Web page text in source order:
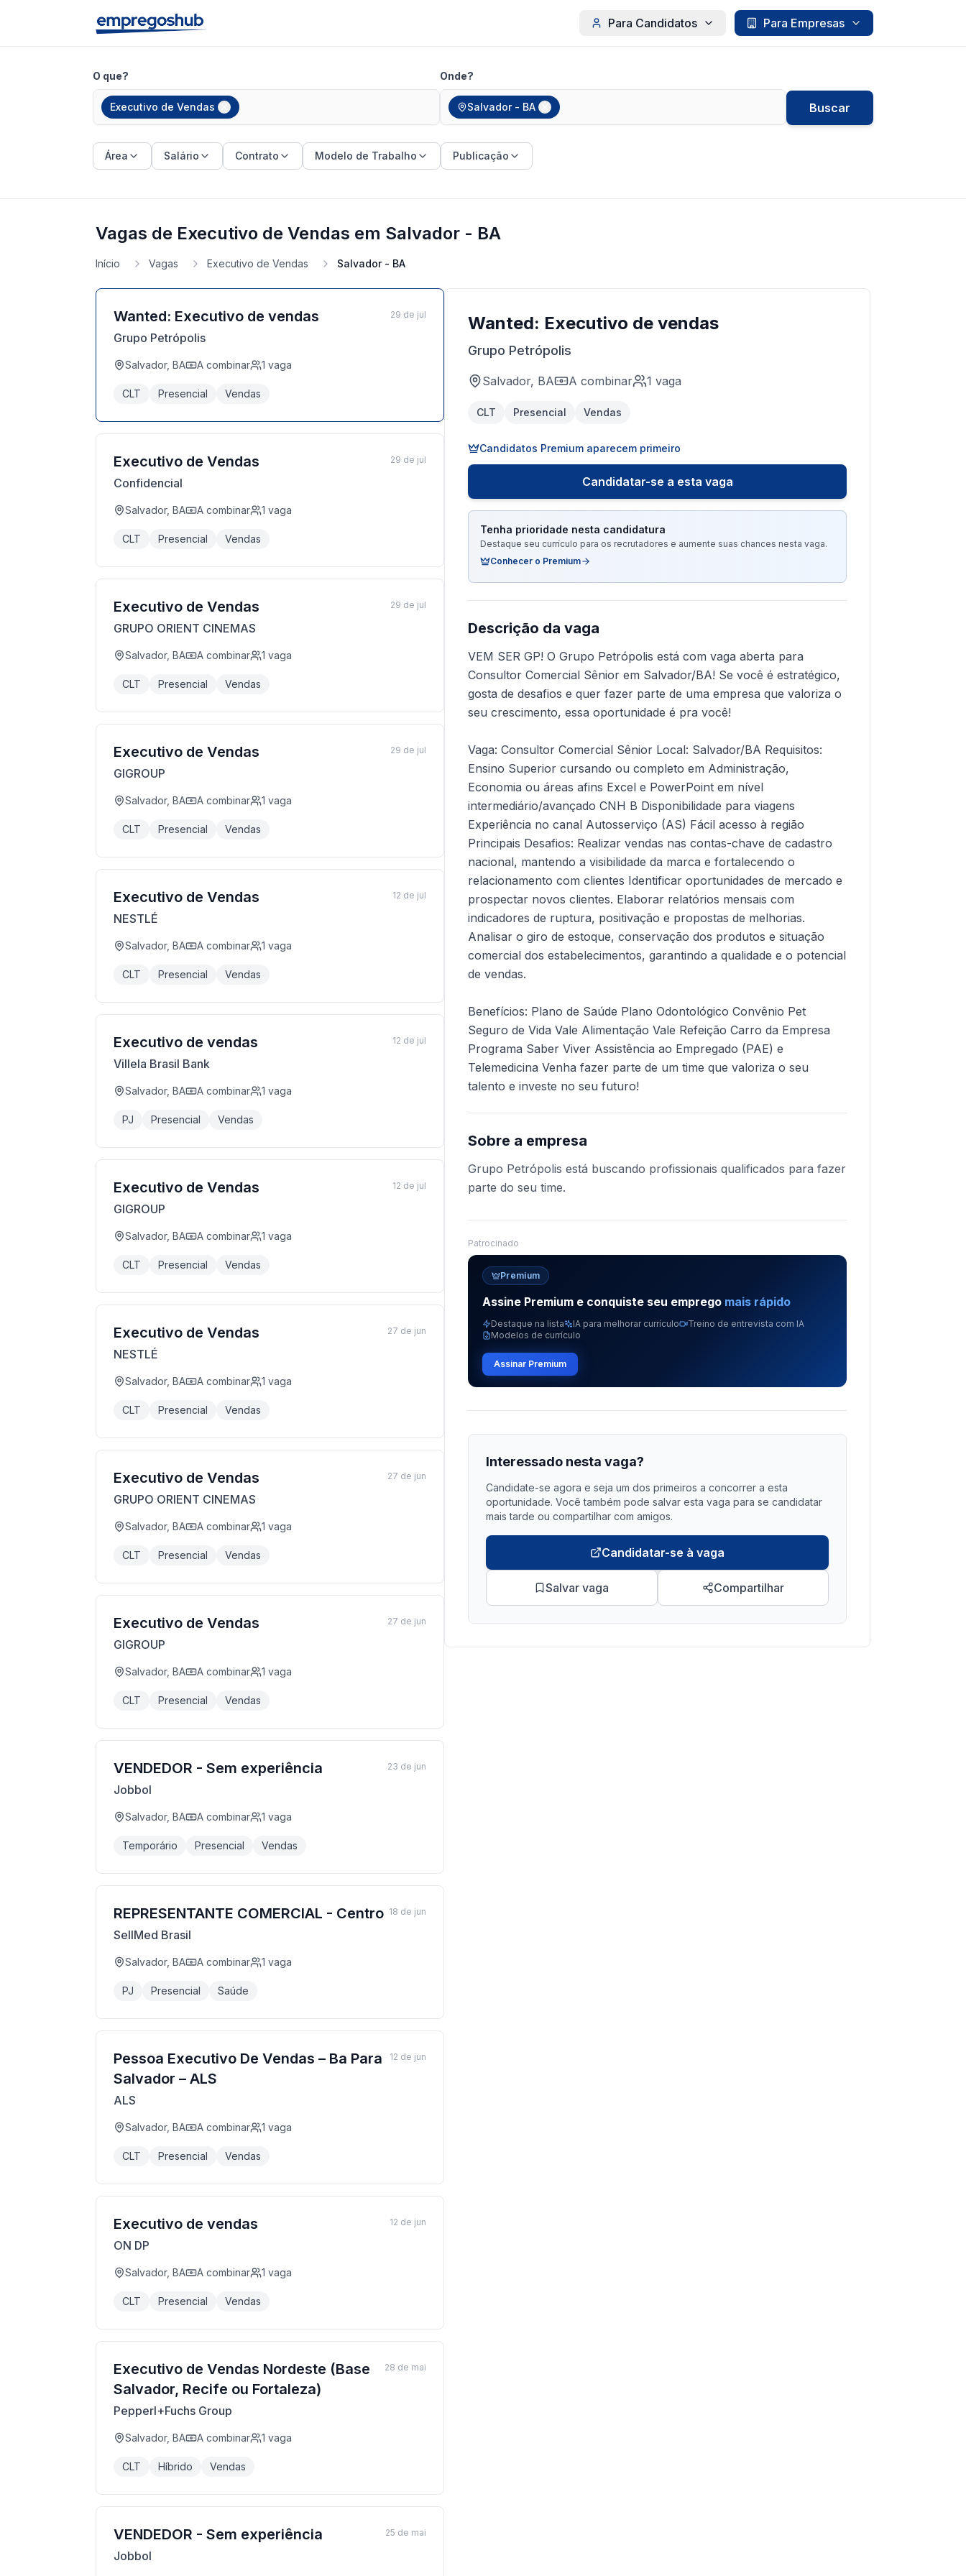
Para Candidatos Para Empresas
O que?
Executivo de Vendas
Onde?
Salvador - BA Buscar
Área Salário Contrato Modelo de Trabalho Publicação
Vagas de Executivo de Vendas em Salvador - BA
Início Vagas Executivo de Vendas Salvador - BA
Wanted: Executivo de vendas
Grupo Petrópolis
Salvador, BA A combinar 1 vaga
CLT Presencial Vendas
29 de jul
Executivo de Vendas
Confidencial
Salvador, BA A combinar 1 vaga
CLT Presencial Vendas
29 de jul
Executivo de Vendas
GRUPO ORIENT CINEMAS
Salvador, BA A combinar 1 vaga
CLT Presencial Vendas
29 de jul
Executivo de Vendas
GIGROUP
Salvador, BA A combinar 1 vaga
CLT Presencial Vendas
29 de jul
Executivo de Vendas
NESTLÉ
Salvador, BA A combinar 1 vaga
CLT Presencial Vendas
12 de jul
Executivo de vendas
Villela Brasil Bank
Salvador, BA A combinar 1 vaga
PJ Presencial Vendas
12 de jul
Executivo de Vendas
GIGROUP
Salvador, BA A combinar 1 vaga
CLT Presencial Vendas
12 de jul
Executivo de Vendas
NESTLÉ
Salvador, BA A combinar 1 vaga
CLT Presencial Vendas
27 de jun
Executivo de Vendas
GRUPO ORIENT CINEMAS
Salvador, BA A combinar 1 vaga
CLT Presencial Vendas
27 de jun
Executivo de Vendas
GIGROUP
Salvador, BA A combinar 1 vaga
CLT Presencial Vendas
27 de jun
VENDEDOR - Sem experiência
Jobbol
Salvador, BA A combinar 1 vaga
Temporário Presencial Vendas
23 de jun
REPRESENTANTE COMERCIAL - Centro
SellMed Brasil
Salvador, BA A combinar 1 vaga
PJ Presencial Saúde
18 de jun
Pessoa Executivo De Vendas – Ba Para
Salvador – ALS
ALS
Salvador, BA A combinar 1 vaga
CLT Presencial Vendas
12 de jun
Executivo de vendas
ON DP
Salvador, BA A combinar 1 vaga
CLT Presencial Vendas
12 de jun
Executivo de Vendas Nordeste (Base
Salvador, Recife ou Fortaleza)
Pepperl+Fuchs Group
Salvador, BA A combinar 1 vaga
CLT Híbrido Vendas
28 de mai
VENDEDOR - Sem experiência
Jobbol
25 de mai
Wanted: Executivo de vendas
Grupo Petrópolis
Salvador, BA A combinar 1 vaga
CLT Presencial Vendas
Candidatos Premium aparecem primeiro
Candidatar-se a esta vaga
Tenha prioridade nesta candidatura
Destaque seu currículo para os recrutadores e aumente suas chances nesta vaga.
Conhecer o Premium
Descrição da vaga
VEM SER GP! O Grupo Petrópolis está com vaga aberta para
Consultor Comercial Sênior em Salvador/BA! Se você é estratégico,
gosta de desafios e quer fazer parte de uma empresa que valoriza o
seu crescimento, essa oportunidade é pra você!
Vaga: Consultor Comercial Sênior Local: Salvador/BA Requisitos:
Ensino Superior cursando ou completo em Administração,
Economia ou áreas afins Excel e PowerPoint em nível
intermediário/avançado CNH B Disponibilidade para viagens
Experiência no canal Autosserviço (AS) Fácil acesso à região
Principais Desafios: Realizar vendas nas contas-chave de cadastro
nacional, mantendo a visibilidade da marca e fortalecendo o
relacionamento com clientes Identificar oportunidades de mercado e
prospectar novos clientes. Elaborar relatórios mensais com
indicadores de ruptura, positivação e propostas de melhorias.
Analisar o giro de estoque, conservação dos produtos e situação
comercial dos estabelecimentos, garantindo a qualidade e o potencial
de vendas.
Benefícios: Plano de Saúde Plano Odontológico Convênio Pet
Seguro de Vida Vale Alimentação Vale Refeição Carro da Empresa
Programa Saber Viver Assistência ao Empregado (PAE) e
Telemedicina Venha fazer parte de um time que valoriza o seu
talento e investe no seu futuro!
Sobre a empresa
Grupo Petrópolis está buscando profissionais qualificados para fazer
parte do seu time.
Patrocinado
Premium
Assine Premium e conquiste seu emprego mais rápido
Destaque na lista IA para melhorar currículo
Treino de entrevista com IA
Modelos de currículo
Assinar Premium
Interessado nesta vaga?
Candidate-se agora e seja um dos primeiros a concorrer a esta
oportunidade. Você também pode salvar esta vaga para se candidatar
mais tarde ou compartilhar com amigos.
Candidatar-se à vaga
Salvar vaga Compartilhar